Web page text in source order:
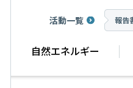
活動一覧 報告
自然エネルギー